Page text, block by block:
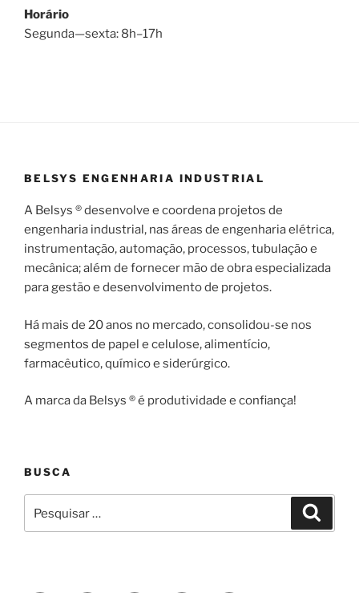
Horário
Segunda—sexta: 8h–17h
BELSYS ENGENHARIA INDUSTRIAL
A Belsys ® desenvolve e coordena projetos de
engenharia industrial, nas áreas de engenharia elétrica,
instrumentação, automação, processos, tubulação e
mecânica; além de fornecer mão de obra especializada
para gestão e desenvolvimento de projetos.
Há mais de 20 anos no mercado, consolidou-se nos
segmentos de papel e celulose, alimentício,
farmacêutico, químico e siderúrgico.
A marca da Belsys ® é produtividade e confiança!
BUSCA
por: